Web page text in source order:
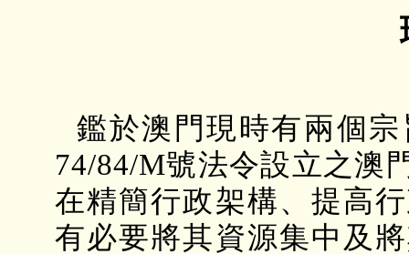
鑑於澳門現時有兩個
74/84/M號法令設立之澳
在精簡行政架構、提高
有必要將其資源集中及